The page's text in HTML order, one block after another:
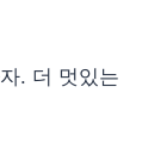
. 더 멋있는